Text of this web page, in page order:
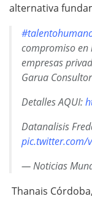
alternativa
compromiso
empresas
Garua
Detalles AQUI:
Datanalisis
pic.twitter.com/
— Noticias
Thanais